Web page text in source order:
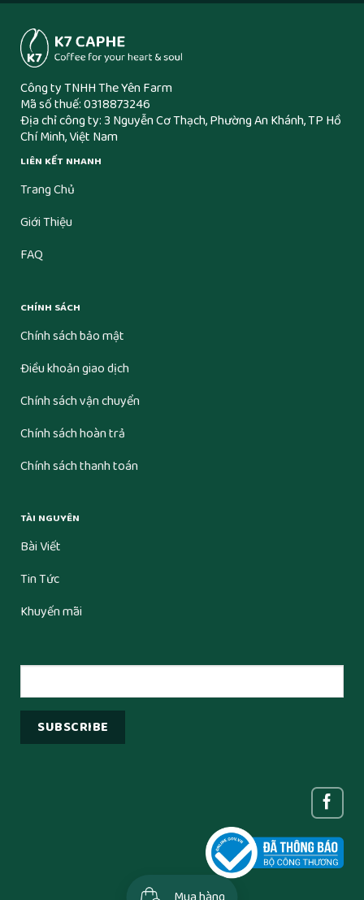
Công ty TNHH The Yên Farm
Mã số thuế: 0318873246
Địa chỉ công ty: 3 Nguyễn Cơ Thạch, Phường An Khánh, TP Hồ
Chí Minh, Việt Nam
LIÊN KẾT NHANH
Trang Chủ
Giới Thiệu
FAQ
CHÍNH SÁCH
Chính sách bảo mật
Điều khoản giao dịch
Chính sách vận chuyển
Chính sách hoàn trả
Chính sách thanh toán
TÀI NGUYÊN
Bài Viết
Tin Tức
Khuyến mãi